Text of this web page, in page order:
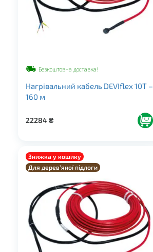
Безкоштовна доставка!
Нагрівальний кабель DEVIflex 10Т –
160 м
22284₴
Знижка у кошику
Для дерев’яної підлоги